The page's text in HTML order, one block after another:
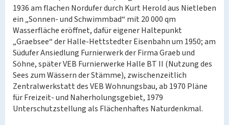
1936 am flachen Nordufer durch Kurt Herold aus Nietleben
ein „Sonnen- und Schwimmbad“ mit 20 000 qm
Wasserfläche eröffnet, dafür eigener Haltepunkt
„Graebsee“ der Halle-Hettstedter Eisenbahn um 1950; am
Südufer Ansiedlung Furnierwerk der Firma Graeb und
Söhne, später VEB Furnierwerke Halle BT II (Nutzung des
Sees zum Wässern der Stämme), zwischenzeitlich
Zentralwerkstatt des VEB Wohnungsbau, ab 1970 Pläne
für Freizeit- und Naherholungsgebiet, 1979
Unterschutzstellung als Flächenhaftes Naturdenkmal.